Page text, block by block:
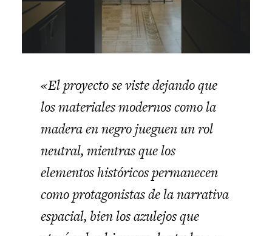
«El proyecto se viste dejando que
los materiales modernos como la
madera en negro jueguen un rol
neutral, mientras que los
elementos históricos permanecen
como protagonistas de la narrativa
espacial, bien los azulejos que